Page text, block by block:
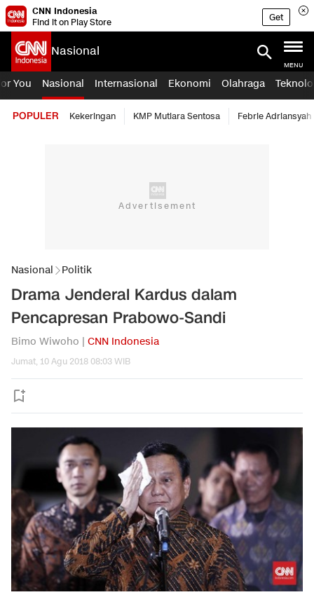
CNN Indonesia
Find it on Play Store
Get
Nasional
MENU
You Nasional Internasional Ekonomi Olahraga
POPULER Kekeringan KMP Mutiara Sentosa Febrie Adriansyah
Nasional Politik
Drama Jenderal Kardus dalam
Pencapresan Prabowo-Sandi
Bimo Wiwoho | CNN Indonesia
Jumat, 10 Agu 2018 08:03 WIB